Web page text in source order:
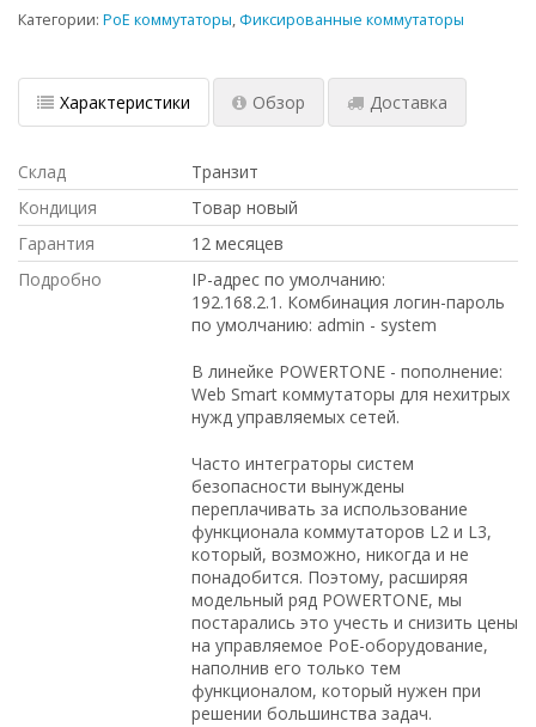
Категории: PoE коммутаторы, Фиксированные коммутаторы
Характеристики Обзор Доставка
Склад
Транзит
Кондиция
Товар новый
Гарантия
12 месяцев
Подробно
IP-адрес по умолчанию:
192.168.2.1. Комбинация логин-пароль
по умолчанию: admin - system
В линейке POWERTONE - пополнение:
Web Smart коммутаторы для нехитрых
нужд управляемых сетей.
Часто интеграторы систем
безопасности вынуждены
переплачивать за использование
функционала коммутаторов L2 и L3,
который, возможно, никогда и не
понадобится. Поэтому, расширяя
модельный ряд POWERTONE, мы
постарались это учесть и снизить цены
на управляемое PoE-оборудование,
наполнив его только тем
функционалом, который нужен при
решении большинства задач.